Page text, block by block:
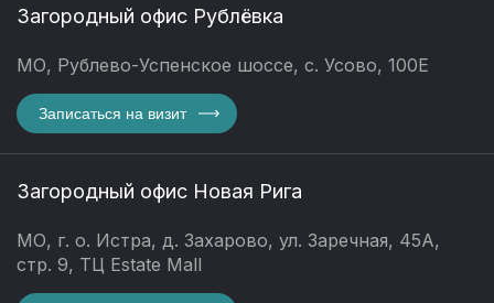
Загородный офис Рублёвка
МО, Рублево-Успенское шоссе, с. Усово, 100Е
Записаться на визит
Загородный офис Новая Рига
МО, г. о. Истра, д. Захарово, ул. Заречная, 45А,
стр. 9, ТЦ Estate Mall